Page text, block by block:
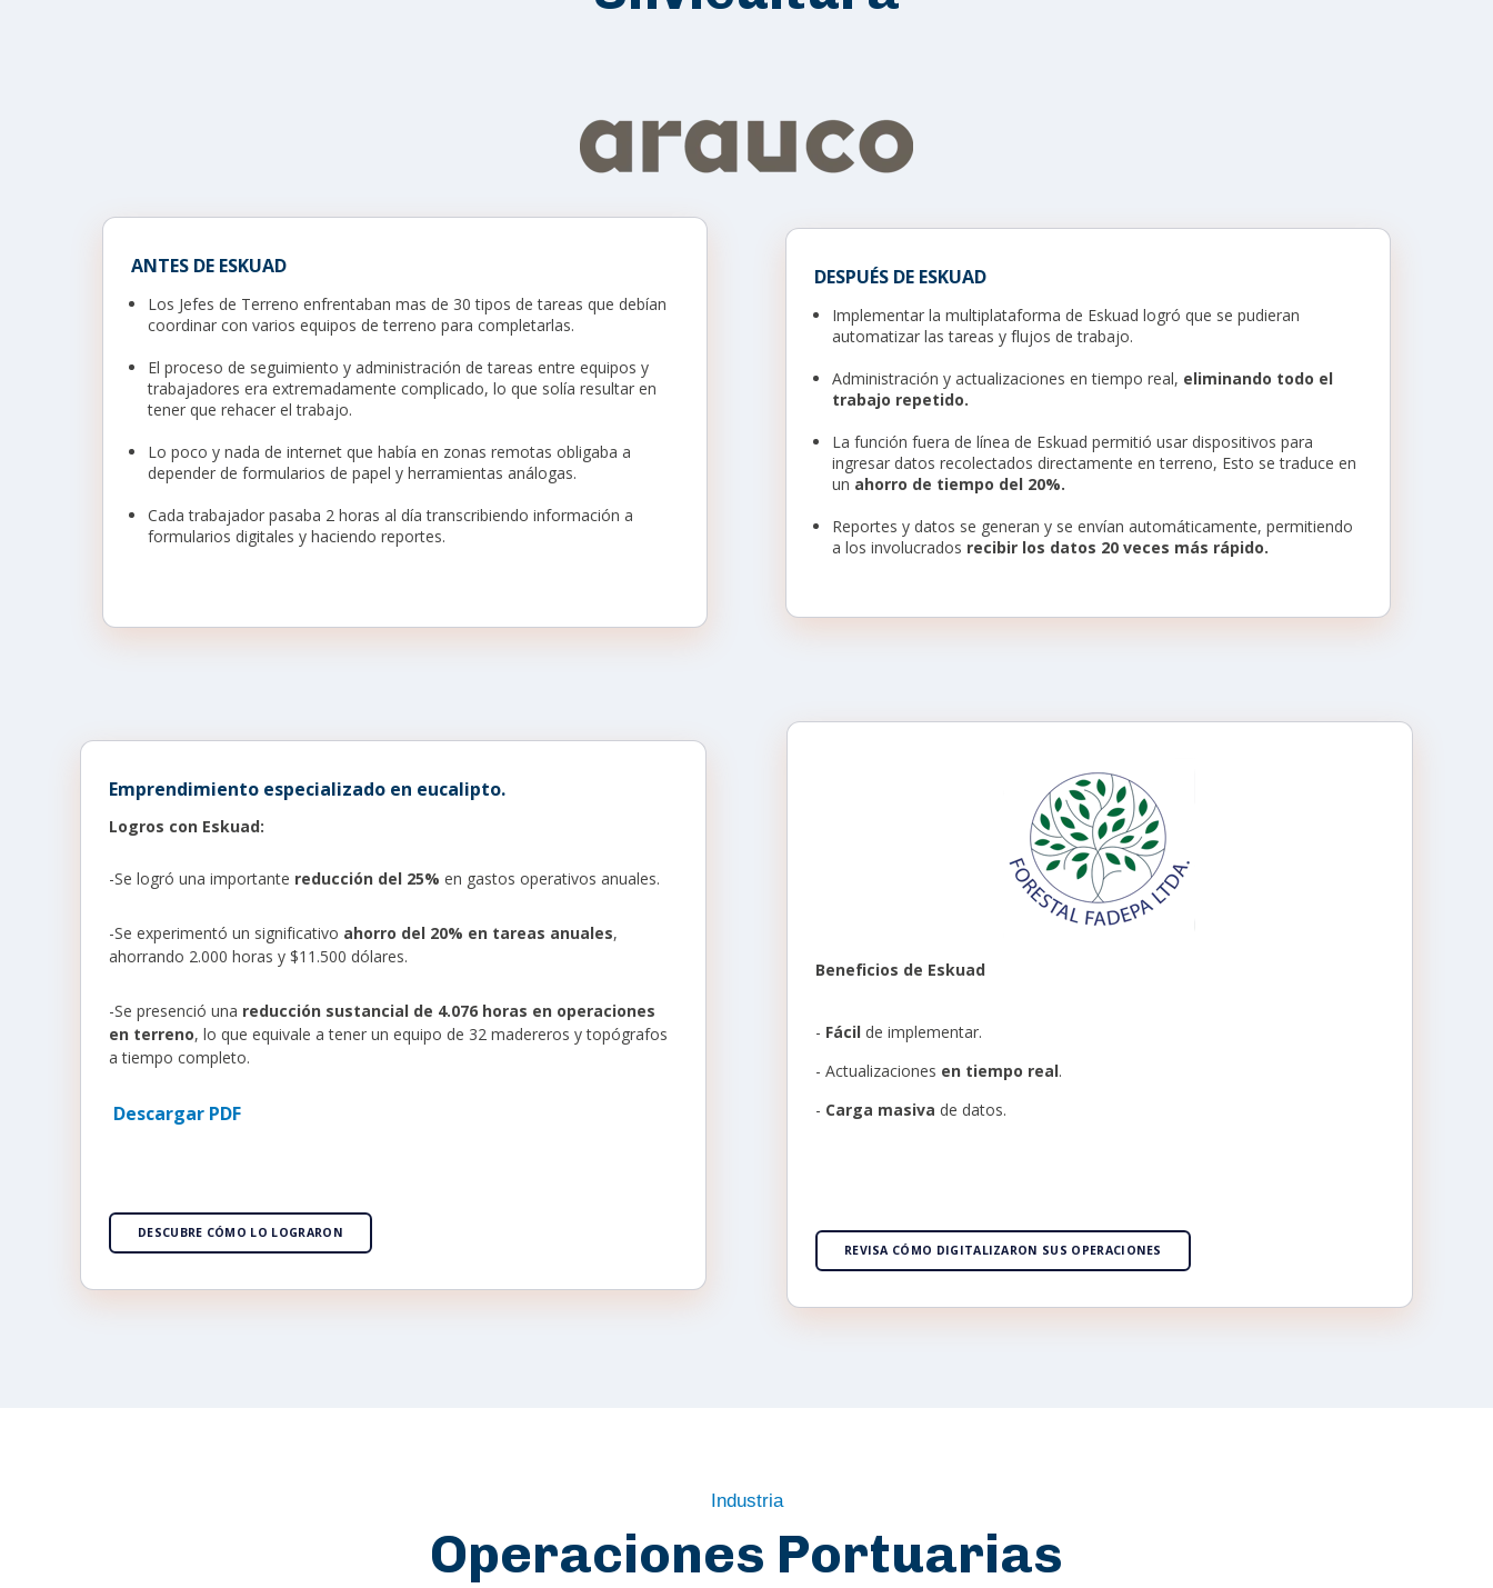
ANTES DE ESKUAD
Los Jefes de Terreno enfrentaban mas de 30 tipos de tareas que debían
coordinar con varios equipos de terreno para completarlas.
El proceso de seguimiento y administración de tareas entre equipos y
trabajadores era extremadamente complicado, lo que solía resultar en
tener que rehacer el trabajo.
Lo poco y nada de internet que había en zonas remotas obligaba a
depender de formularios de papel y herramientas análogas.
Cada trabajador pasaba 2 horas al día transcribiendo información a
formularios digitales y haciendo reportes.
DESPUÉS DE ESKUAD
Implementar la multiplataforma de Eskuad logró que se pudieran
automatizar las tareas y flujos de trabajo.
Administración y actualizaciones en tiempo real, eliminando todo el
trabajo repetido.
La función fuera de línea de Eskuad permitió usar dispositivos para
ingresar datos recolectados directamente en terreno, Esto se traduce en
un ahorro de tiempo del 20%.
Reportes y datos se generan y se envían automáticamente, permitiendo
a los involucrados recibir los datos 20 veces más rápido.
Emprendimiento especializado en eucalipto.
Logros con Eskuad:
-Se logró una importante reducción del 25% en gastos operativos anuales.
-Se experimentó un significativo ahorro del 20% en tareas anuales,
ahorrando 2.000 horas y $11.500 dólares.
-Se presenció una reducción sustancial de 4.076 horas en operaciones
en terreno, lo que equivale a tener un equipo de 32 madereros y topógrafos
a tiempo completo.
Descargar PDF
DESCUBRE CÓMO LO LOGRARON
Beneficios de Eskuad
- Fácil de implementar.
- Actualizaciones en tiempo real.
- Carga masiva de datos.
REVISA CÓMO DIGITALIZARON SUS OPERACIONES
Industria
Operaciones Portuarias